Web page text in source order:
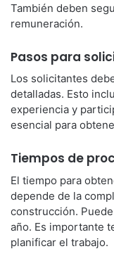
También deben
remuneración.
Pasos para
Los solicitantes
detalladas. Esto
experiencia y
esencial para
Tiempos de
El tiempo para
depende de la
construcción.
año. Es importante
planificar el trabajo.